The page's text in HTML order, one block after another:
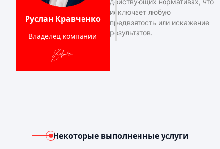
Руслан Кравченко
Владелец компании
действующих нормативах, что
исключает любую
предвзятость или искажение
результатов.
Некоторые выполненные услуги